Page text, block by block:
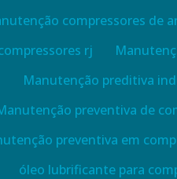
compressores de
rj
Manutenção preditiva
preventiva de
preventiva em
óleo lubrificante para